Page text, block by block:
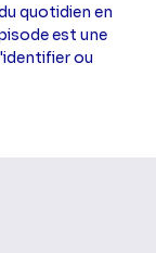
quotidien en
est une
ou
diffusion